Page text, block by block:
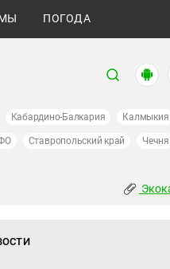
ПОГОДА
Кабардино-Балкария Калмыкия
Ставропольский край Чечня